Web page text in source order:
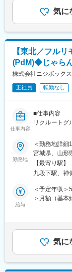
■魅力・やり
・営業組織
・学校の中長
ィング力が磨
・自社開発の
ことは、大き
・EdTech領
教育界の変革
■はたらき方
・フルリモ
・フレックス
変更の範囲：
◇主に既存顧
＜具体的には
・担当のクラ
・新規/既存
・新規開拓よ
の営業
・ただ枠を売
サルティング
面の強い営業
・出張の頻度
（1）成果に
・全営業メン
・上位30%
+14.7%）※
・全体とし
（2）コンサ
・大学の広報
ョンの幅が
業力を磨くこ
選択肢を広げ
※2024年度
無＞有＜残
は面談に決
固定手当：15
支給。賃金は
る可能性があ
気に
【東北／フル
(PdM)◆じゃら
株式会社ニジボックス
正社員 転勤なし
仕事内容
■仕事内容
リクルートグ
り添う形で
グループの一
じゃらん、
ションに従
■業務詳細
リクルート
す。
勤務地
＜勤務地詳細
宮城県、山形
詳細2＞本社
ビル 南棟4階
（リモートワ
【最寄り駅】
九段下駅、神
給与
＜予定年収
＞月額（基本
給与詳細は
2回（6月、
じて上下する
記です。
気に